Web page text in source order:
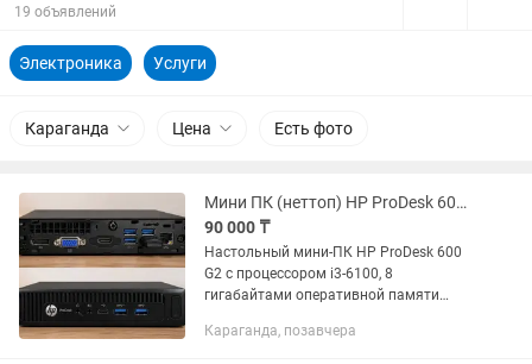
19 объявлений
Электроника Услуги
Караганда Цена Есть фото
Мини ПК (неттоп) HP ProDesk 600 G2 DM (WiFi Bluetooth)
90 000 ₸
Настольный мини-ПК HP ProDesk 600
G2 с процессором i3-6100, 8
гигабайтами оперативной памяти
установленным Windows 11.
Караганда, позавчера